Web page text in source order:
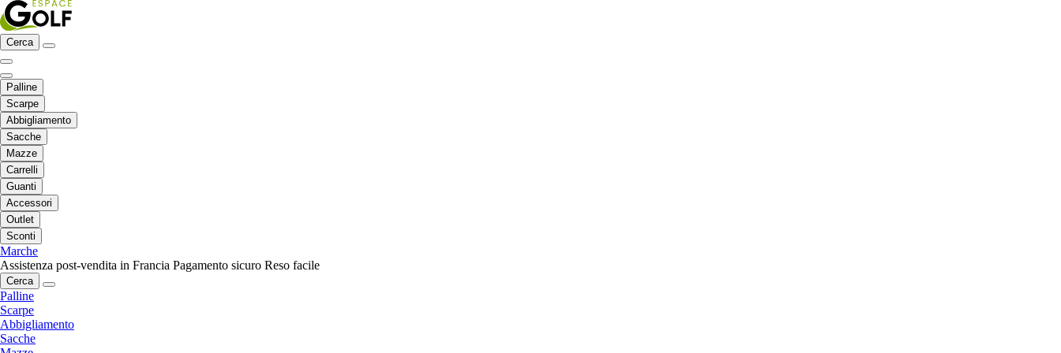
Cerca
Palline
Scarpe
Abbigliamento
Sacche
Mazze
Carrelli
Guanti
Accessori
Outlet
Sconti
Marche
Assistenza post-vendita in Francia Pagamento sicuro Reso facile
Cerca
Palline
Scarpe
Abbigliamento
Sacche